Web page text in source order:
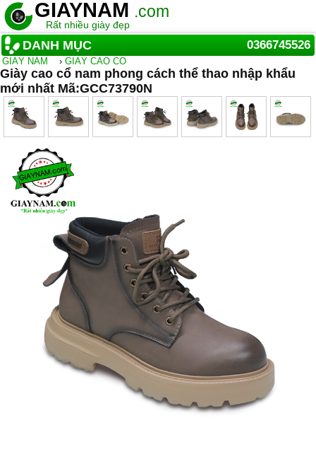
GIAYNAM .com
Rất nhiều giày đẹp
DANH MỤC 0366745526
GIẦY NAM › GIÀY CAO CỔ
Giày cao cổ nam phong cách thể thao nhập khẩu
mới nhất Mã:GCC73790N